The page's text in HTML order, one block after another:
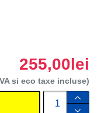
255,00lei
si eco taxe incluse)